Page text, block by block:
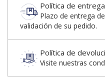
Política de entrega
Plazo de entrega
validación de su pedido.
Política de
Visite nuestras